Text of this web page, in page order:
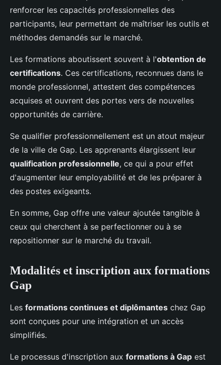
renforcer les capacités professionnelles des
participants, leur permettant de maîtriser les outils et
méthodes demandés sur le marché.
Les formations aboutissent souvent à l'obtention de
certifications. Ces certifications, reconnues dans le
monde professionnel, attestent des compétences
acquises et ouvrent des portes vers de nouvelles
opportunités de carrière.
Se qualifier professionnellement est un atout majeur
de la ville de Gap. Les apprenants élargissent leur
qualification professionnelle, ce qui a pour effet
d'augmenter leur employabilité et de les préparer à
des postes exigeants.
En somme, Gap offre une valeur ajoutée tangible à
ceux qui cherchent à se perfectionner ou à se
repositionner sur le marché du travail.
Modalités et inscription aux formations
Gap
Les formations continues et diplômantes chez Gap
sont conçues pour une intégration et un accès
simplifiés.
Le processus d'inscription aux formations à Gap est